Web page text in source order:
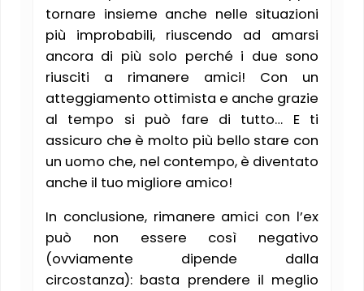
tornare insieme anche nelle situazioni
più improbabili, riuscendo ad amarsi
ancora di più solo perché i due sono
riusciti a rimanere amici! Con un
atteggiamento ottimista e anche grazie
al tempo si può fare di tutto… E ti
assicuro che è molto più bello stare con
un uomo che, nel contempo, è diventato
anche il tuo migliore amico!
In conclusione, rimanere amici con l’ex
può non essere così negativo
(ovviamente dipende dalla
circostanza): basta prendere il meglio